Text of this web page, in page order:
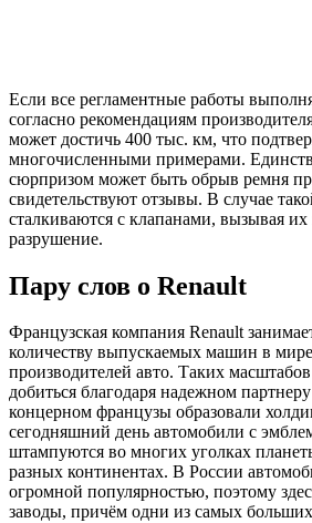
Если все регламентные работы
согласно рекомендациям
может достичь 400 тыс. км, что
многочисленными примерами.
сюрпризом может быть обрыв ремня
свидетельствуют отзывы. В случае
сталкиваются с клапанами, вызывая
разрушение.
Пару слов о Renault
Французская компания Renault
количеству выпускаемых машин в
производителей авто. Таких
добиться благодаря надежном
концерном французы образовали
сегодняшний день автомобили с
штампуются во многих уголках
разных континентах. В России
огромной популярностью, поэтому
заводы, причём одни из самых